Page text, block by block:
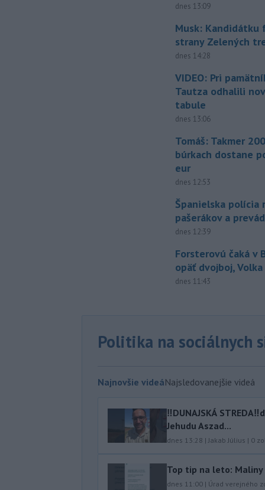
dnes 13:09
Musk: Kandidátku
strany Zelených
dnes 14:28
VIDEO: Pri
Tautza odhalili
tabule
dnes 13:06
Tomáš: Takmer
búrkach dostane
eur
dnes 12:53
Španielska polícia
pašerákov a
dnes 12:39
Forsterovú čaká v
opäť dvojboj,
dnes 11:43
Politika na sociálnych
Najnovšie videáNajsledovanejšie videá
‼️DUNAJSKÁ
Jehudu Aszad...
dnes 13:28 |Jakab Július | 0
Top tip na leto:
dnes 11:00 | Úrad verejného